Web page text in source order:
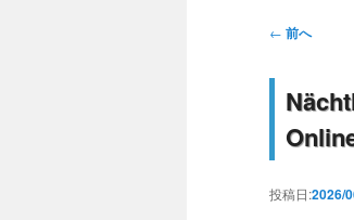
投稿ナビゲ
← 前へ
投稿日:2026/